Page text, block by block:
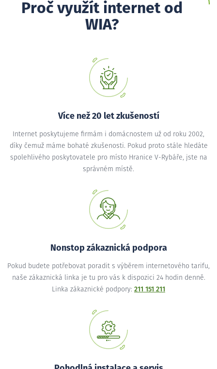
Proč využít internet od
WIA?
Více než 20 let zkušeností
Internet poskytujeme firmám i domácnostem už od roku 2002,
díky čemuž máme bohaté zkušenosti. Pokud proto stále hledáte
spolehlivého poskytovatele pro místo Hranice V-Rybáře, jste na
správném místě.
Nonstop zákaznická podpora
Pokud budete potřebovat poradit s výběrem internetového tarifu,
naše zákaznická linka je tu pro vás k dispozici 24 hodin denně.
Linka zákaznické podpory: 211 151 211